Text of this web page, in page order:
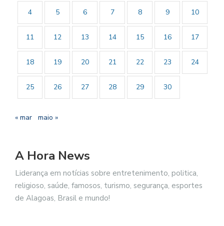
4 5 6 7 8 9 10
11 12 13 14 15 16 17
18 19 20 21 22 23 24
25 26 27 28 29 30
« mar maio »
A Hora News
Liderança em notícias sobre entretenimento, politica,
religioso, saúde, famosos, turismo, segurança, esportes
de Alagoas, Brasil e mundo!